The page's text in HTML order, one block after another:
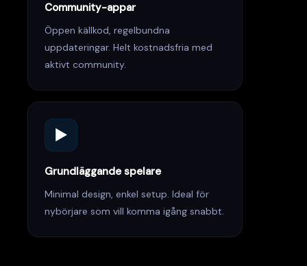
Community-appar
Öppen källkod, regelbundna
uppdateringar. Helt kostnadsfria med
aktivt community.
▶️
Grundläggande spelare
Minimal design, enkel setup. Ideal för
nybörjare som vill komma igång snabbt.